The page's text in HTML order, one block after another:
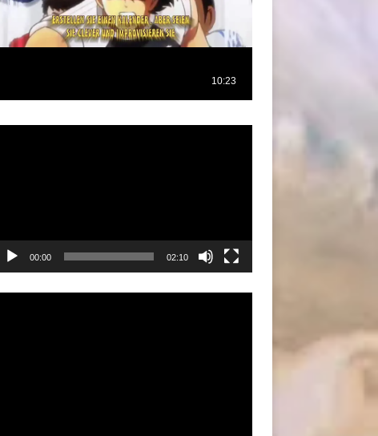
00:00 02:10